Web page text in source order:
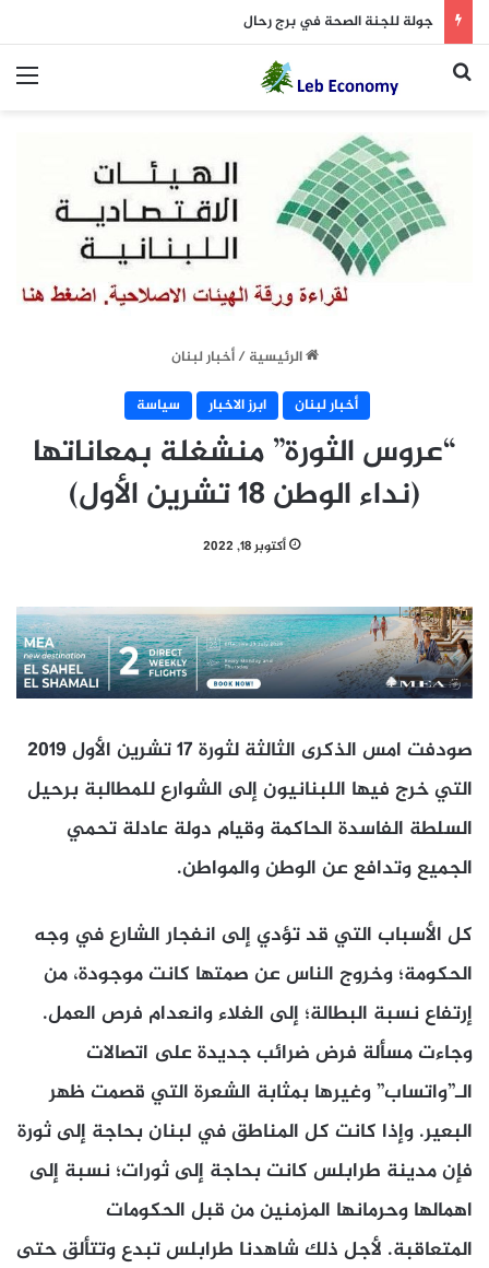
جولة للجنة الصحة في برج رحال
بحث عن
الرئيسية / أخبار لبنان
أخبار لبنان
ابرز الاخبار سياسة
“عروس الثورة” منشغلة بمعاناتها
(نداء الوطن 18 تشرين الأول)
أكتوبر 18, 2022
صودفت امس الذكرى الثالثة لثورة 17 تشرين الأول 2019
التي خرج فيها اللبنانيون إلى الشوارع للمطالبة برحيل
السلطة الفاسدة الحاكمة وقيام دولة عادلة تحمي
الجميع وتدافع عن الوطن والمواطن.
كل الأسباب التي قد تؤدي إلى انفجار الشارع في وجه
الحكومة؛ وخروج الناس عن صمتها كانت موجودة، من
إرتفاع نسبة البطالة؛ إلى الغلاء وانعدام فرص العمل.
وجاءت مسألة فرض ضرائب جديدة على اتصالات
الـ”واتساب” وغيرها بمثابة الشعرة التي قصمت ظهر
البعير. وإذا كانت كل المناطق في لبنان بحاجة إلى ثورة
فإن مدينة طرابلس كانت بحاجة إلى ثورات؛ نسبة إلى
اهمالها وحرمانها المزمنين من قبل الحكومات
المتعاقبة. لأجل ذلك شاهدنا طرابلس تبدع وتتألق حتى